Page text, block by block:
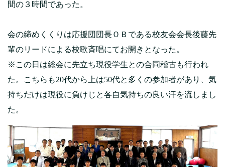
間の３時間であった。
会の締めくくりは応援団団長ＯＢである校友会会長後藤先
輩のリードによる校歌斉唱にてお開きとなった。
※この日は総会に先立ち現役学生との合同稽古も行われ
た。こちらも20代から上は50代と多くの参加者があり、気
持ちだけは現役に負けじと各自気持ちの良い汗を流しまし
た。